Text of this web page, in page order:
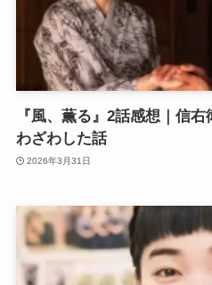
『風、薫る』2話感想｜信
わざわした話
2026年3月31日